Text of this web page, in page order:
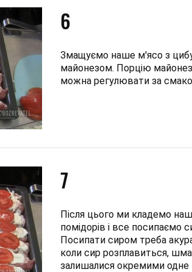
6
Змащуємо наше м'ясо з
майонезом. Порцію
можна регулювати за
7
Після цього ми кладемо
помідорів і все посипаємо
Посипати сиром треба
коли сир розплавиться,
залишалися окремими одне